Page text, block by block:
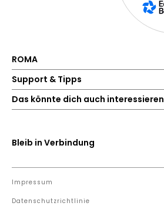
ROMA
Support & Tipps
Das könnte dich auch interessieren
Bleib in Verbindung
Impressum
Datenschutzrichtlinie